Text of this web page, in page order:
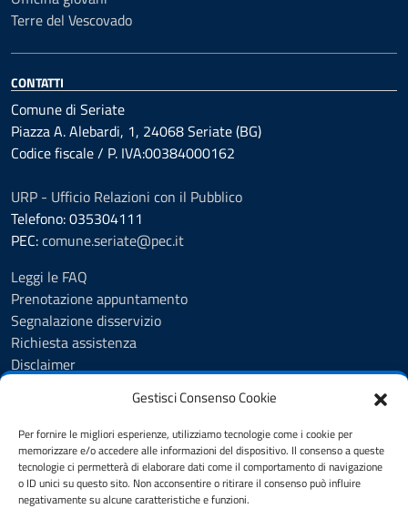
Gestisci Consenso Cookie
Per fornire le migliori esperienze, utilizziamo tecnologie come i cookie per
memorizzare e/o accedere alle informazioni del dispositivo. Il consenso a queste
tecnologie ci permetterà di elaborare dati come il comportamento di navigazione
o ID unici su questo sito. Non acconsentire o ritirare il consenso può influire
negativamente su alcune caratteristiche e funzioni.
Terre del Vescovado
CONTATTI
Comune di Seriate
Piazza A. Alebardi, 1, 24068 Seriate (BG)
Codice fiscale / P. IVA:00384000162
URP - Ufficio Relazioni con il Pubblico
Telefono: 035304111
PEC:comune.seriate@pec.it
Leggi le FAQ
Prenotazione appuntamento
Segnalazione disservizio
Richiesta assistenza
Disclaimer
Cookie Policy
Informativa privacy
Dichiarazione di accessibilità
Note legali